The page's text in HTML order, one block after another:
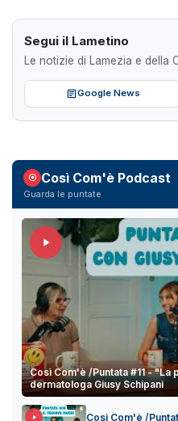
Segui il Lametino
Le notizie di Lamezia e della
Google News
Così Com'è Podcast
Guarda le puntate
Così Com'è /Puntata #11 - "La
dermatologa Giusy Schipani
Così Com'è /